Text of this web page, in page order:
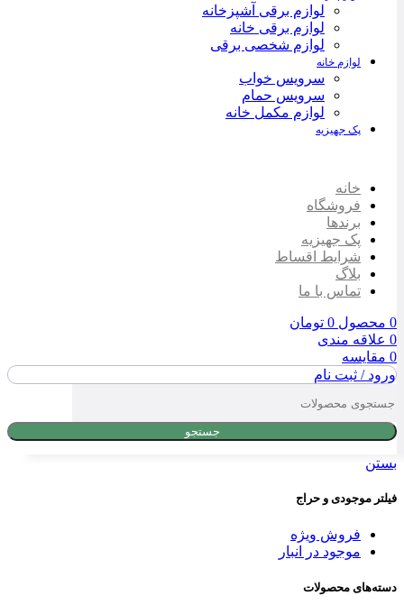
لوازم برقی آشپزخانه
لوازم برقی خانه
لوازم شخصی برقی
لوازم خانه
سرویس خواب
سرویس حمام
لوازم مکمل خانه
پک جهیزیه
خانه
فروشگاه
برندها
پک جهیزیه
شرایط اقساط
بلاگ
تماس با ما
0 محصول 0 تومان
0 علاقه مندی
0 مقایسه
ورود / ثبت نام
جستجو
بستن
فیلتر موجودی و حراج
فروش ویژه
موجود در انبار
دسته‌های محصولات